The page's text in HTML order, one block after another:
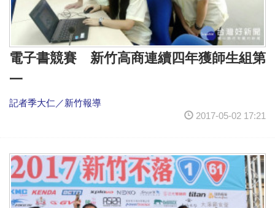
電子書競賽 新竹高商連續四年獲師生組第
一
記者季大仁／新竹報導
2017-05-02 17:21